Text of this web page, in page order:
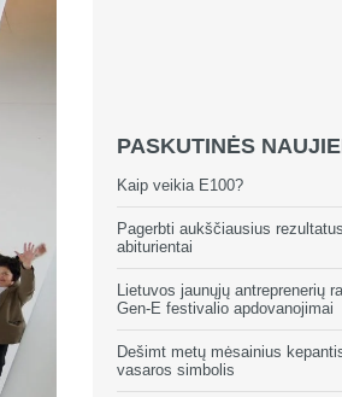
PASKUTINĖS
Kaip veikia E100?
Pagerbti aukščiausius
abiturientai
Lietuvos jaunųjų antreprenerių
Gen-E festivalio apdovanojimai
Dešimt metų mėsainius
vasaros simbolis